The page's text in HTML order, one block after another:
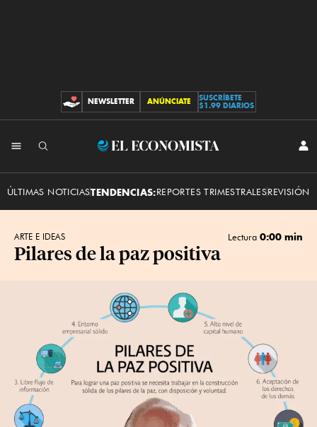
CONTRIBUCIONES
NEWSLETTER ANÚNCIATE
SUSCRÍBETE
$1.99 DIARIOS
El
ÚLTIMAS NOTICIASTENDENCIAS:REPORTES TRIMESTRALESREVISIÓN
ARTE E IDEAS Lectura 0:00 min
Pilares de la paz positiva